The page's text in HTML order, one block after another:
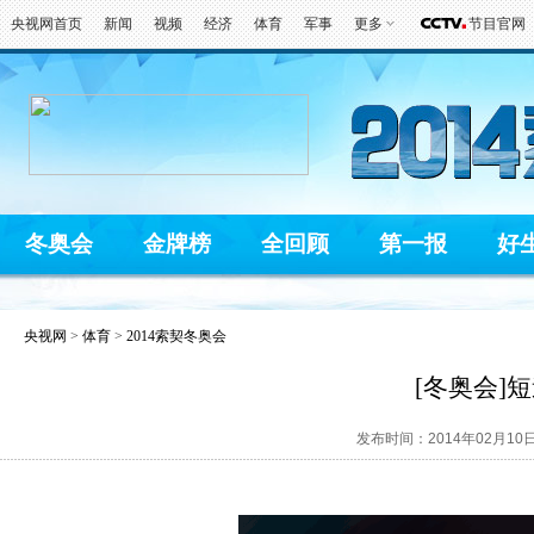
央视网首页 新闻 视频 经济 体育 军事 更多 节目官网
冬奥会 金牌榜 全回顾 第一报 好
央视网 > 体育 > 2014索契冬奥会
[冬奥会]
发布时间：2014年02月10